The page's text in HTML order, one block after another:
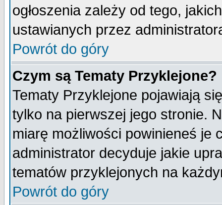
ogłoszenia zależy od tego,
ustawianych przez
Powrót do góry
Czym są Tematy Przyklejone?
Tematy Przyklejone pojawiają
tylko na pierwszej jego stronie.
miarę możliwości powinieneś je
administrator decyduje jakie
tematów przyklejonych na
Powrót do góry